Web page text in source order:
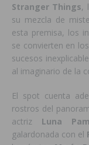
Stranger Things,
su mezcla de
esta premisa, los
se convierten en
sucesos
al imaginario de la
El spot cuenta
rostros del
actriz Luna
galardonada con el